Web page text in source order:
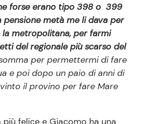
forse erano tipo 398 o 399
pensione metà me li dava per
metropolitana, per farmi
del regionale più scarso del
per permettermi di fare
e poi dopo un paio di anni di
il provino per fare Mare
più felice e Giacomo ha una